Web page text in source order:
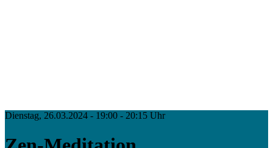
Dienstag, 26.03.2024 - 19:00 - 20:15 Uhr